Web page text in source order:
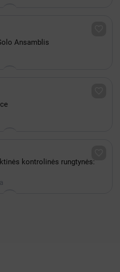
Ansamblis
kontrolinės rungtynės: